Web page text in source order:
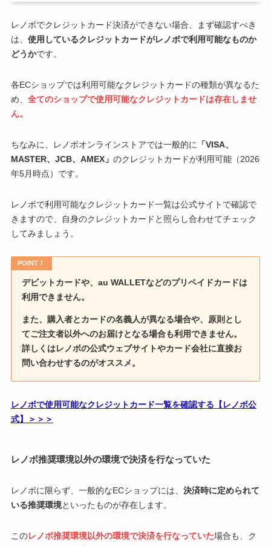
レノボでクレジットカード決済ができない場合、まず確認すべき
は、 使用しているクレジットカードがレノボで利用可能なものか
どうかです。
各ECショップでは利用可能なクレジットカードの種類が異なるた
め、 全てのショップで使用可能なクレジットカードは存在しませ
ん。
ちなみに、レノボオンラインストアでは一般的に 「VISA、
MASTER、JCB、AMEX」 のクレジットカードが利用可能（2026
年5月時点）です。
レノボで利用可能なクレジットカード一覧は公式サイトで確認で
きますので、自身のクレジットカードと照らし合わせてチェック
してみましょう。
POINT！
デビットカードや、au WALLETなどのプリペイドカードは
利用できません。
また、購入者とカードの名義人が異なる場合や、原則とし
てご注文者以外へのお届けとなる場合も利用できません。
詳しくはレノボの公式ウェブサイトやカード会社に直接お
問い合わせするのがオススメ。
レノボで使用可能なクレジットカード一覧を確認する【レノボ公
式】＞＞＞
レノボ推奨環境以外の環境で決済を行なっていた
レノボに限らず、一般的なECショップには、 決済時に定められて
いる推奨環境といったものが存在します。
このレノボ推奨環境以外の環境で決済を行なっていた場合も、ク